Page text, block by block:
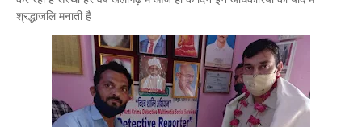
श्रद्धाजलि मनाती है